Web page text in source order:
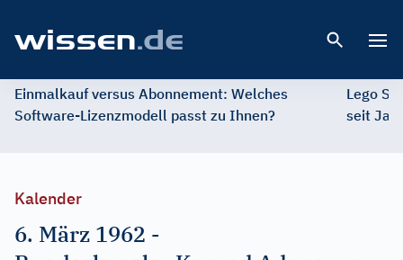
Einmalkauf versus Abonnement: Welches
Software-Lizenzmodell passt zu Ihnen?
Lego
seit
Kalender
6. März 1962 -